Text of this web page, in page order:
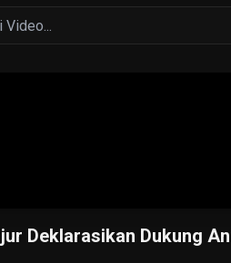
Deklarasikan Dukung